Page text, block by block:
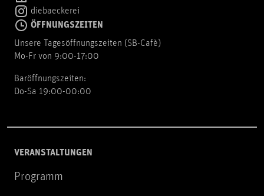
diebaeckerei
ÖFFNUNGSZEITEN
Unsere Tagesöffnungszeiten (SB-Cafè)
Mo-Fr von 9:00-17:00
Baröffnungszeiten:
Do-Sa 19:00-00:00
VERANSTALTUNGEN
Programm